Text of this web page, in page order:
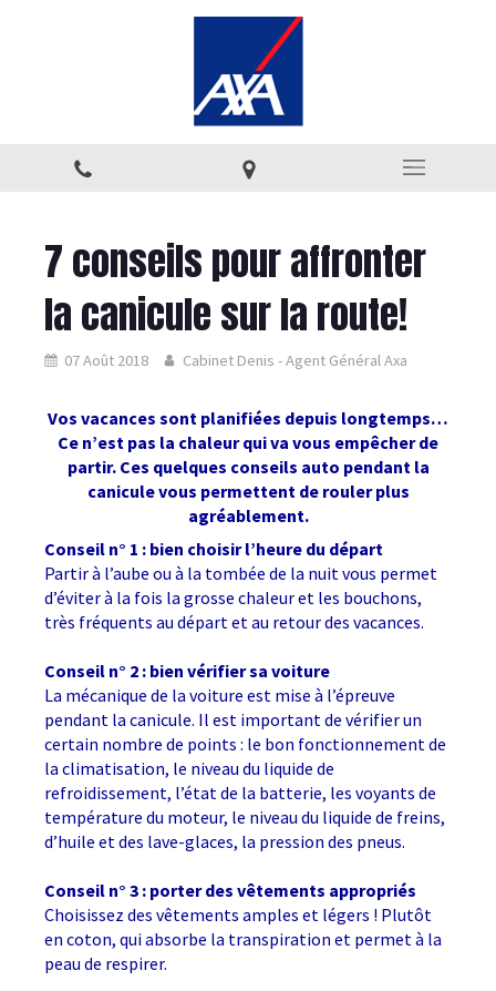
7 conseils pour affronter
la canicule sur la route!
07 Août 2018 Cabinet Denis - Agent Général Axa
Vos vacances sont planifiées depuis longtemps…
Ce n’est pas la chaleur qui va vous empêcher de
partir. Ces quelques conseils auto pendant la
canicule vous permettent de rouler plus
agréablement.
Conseil n° 1 : bien choisir l’heure du départ
Partir à l’aube ou à la tombée de la nuit vous permet
d’éviter à la fois la grosse chaleur et les bouchons,
très fréquents au départ et au retour des vacances.
Conseil n° 2 : bien vérifier sa voiture
La mécanique de la voiture est mise à l’épreuve
pendant la canicule. Il est important de vérifier un
certain nombre de points : le bon fonctionnement de
la climatisation, le niveau du liquide de
refroidissement, l’état de la batterie, les voyants de
température du moteur, le niveau du liquide de freins,
d’huile et des lave-glaces, la pression des pneus.
Conseil n° 3 : porter des vêtements appropriés
Choisissez des vêtements amples et légers ! Plutôt
en coton, qui absorbe la transpiration et permet à la
peau de respirer.